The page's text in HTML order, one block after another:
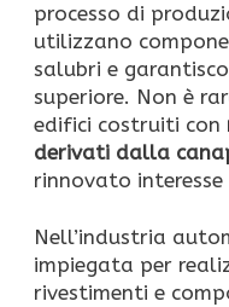
processo di
utilizzano
salubri e
superiore. Non è
edifici costruiti con
derivati dalla
rinnovato
Nell’industria
impiegata per
rivestimenti e